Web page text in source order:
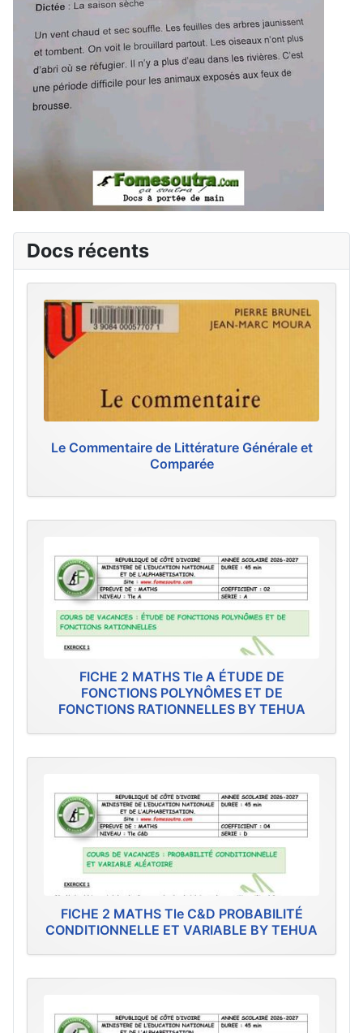
Docs récents
Le Commentaire de Littérature Générale et
Comparée
FICHE 2 MATHS Tle A ÉTUDE DE
FONCTIONS POLYNÔMES ET DE
FONCTIONS RATIONNELLES BY TEHUA
FICHE 2 MATHS Tle C&D PROBABILITÉ
CONDITIONNELLE ET VARIABLE BY TEHUA